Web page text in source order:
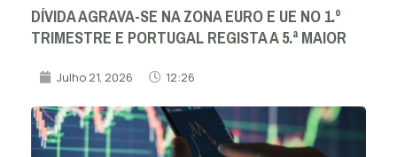
DÍVIDA AGRAVA-SE NA ZONA EURO E UE NO 1.º
TRIMESTRE E PORTUGAL REGISTA A 5.ª MAIOR
Julho 21, 2026 12:26